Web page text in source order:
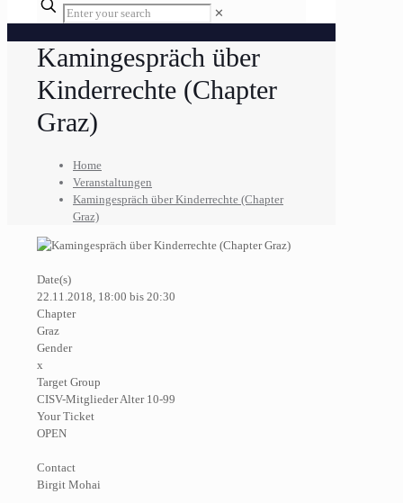
✕
Kamingespräch über
Kinderrechte (Chapter
Graz)
Home
Veranstaltungen
Kamingespräch über Kinderrechte (Chapter
Graz)
Date(s)
22.11.2018, 18:00 bis 20:30
Chapter
Graz
Gender
x
Target Group
CISV-Mitglieder Alter 10-99
Your Ticket
OPEN
Contact
Birgit Mohai